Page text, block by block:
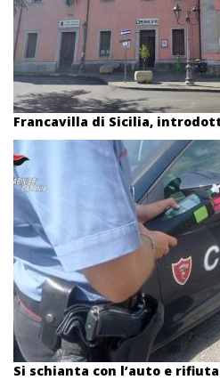
Francavilla di Sicilia,
Si schianta con l’auto e